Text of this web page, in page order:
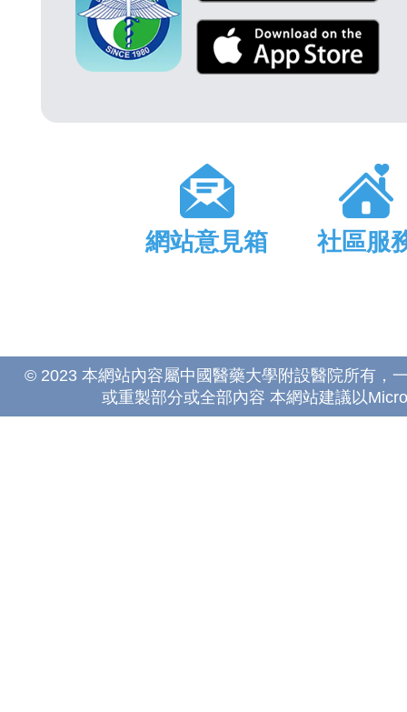
網站意見箱 社區服
© 2023 本網站內容屬中國醫藥大學附設醫院所有，
或重製部分或全部內容 本網站建議以